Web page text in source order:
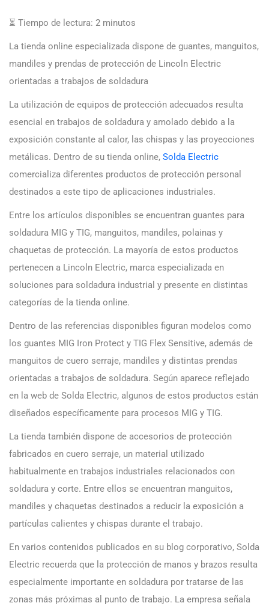
⏳ Tiempo de lectura: 2 minutos
La tienda online especializada dispone de guantes, manguitos,
mandiles y prendas de protección de Lincoln Electric
orientadas a trabajos de soldadura
La utilización de equipos de protección adecuados resulta
esencial en trabajos de soldadura y amolado debido a la
exposición constante al calor, las chispas y las proyecciones
metálicas. Dentro de su tienda online, Solda Electric
comercializa diferentes productos de protección personal
destinados a este tipo de aplicaciones industriales.
Entre los artículos disponibles se encuentran guantes para
soldadura MIG y TIG, manguitos, mandiles, polainas y
chaquetas de protección. La mayoría de estos productos
pertenecen a Lincoln Electric, marca especializada en
soluciones para soldadura industrial y presente en distintas
categorías de la tienda online.
Dentro de las referencias disponibles figuran modelos como
los guantes MIG Iron Protect y TIG Flex Sensitive, además de
manguitos de cuero serraje, mandiles y distintas prendas
orientadas a trabajos de soldadura. Según aparece reflejado
en la web de Solda Electric, algunos de estos productos están
diseñados específicamente para procesos MIG y TIG.
La tienda también dispone de accesorios de protección
fabricados en cuero serraje, un material utilizado
habitualmente en trabajos industriales relacionados con
soldadura y corte. Entre ellos se encuentran manguitos,
mandiles y chaquetas destinados a reducir la exposición a
partículas calientes y chispas durante el trabajo.
En varios contenidos publicados en su blog corporativo, Solda
Electric recuerda que la protección de manos y brazos resulta
especialmente importante en soldadura por tratarse de las
zonas más próximas al punto de trabajo. La empresa señala